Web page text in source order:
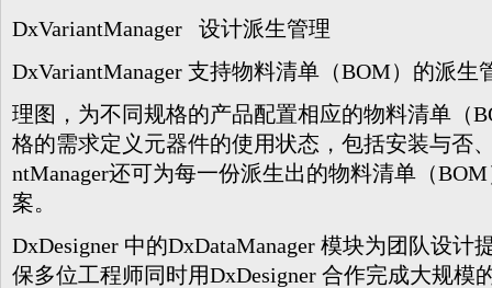
DxVariantManager 设计派生管理
DxVariantManager 支持物料清单（BOM）的派
理图，为不同规格的产品配置相应的物料清单（
格的需求定义元器件的使用状态，包括安装与否
ntManager还可为每一份派生出的物料清单（
案。
DxDesigner 中的DxDataManager 模块为团队设
保多位工程师同时用DxDesigner 合作完成大规模